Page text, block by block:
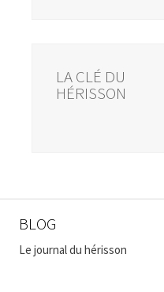
LA CLÉ DU
HÉRISSON
BLOG
Le journal du hérisson